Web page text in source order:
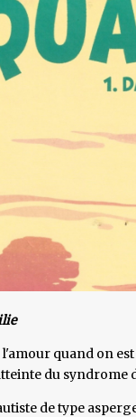
quand on
du syndrome
de type